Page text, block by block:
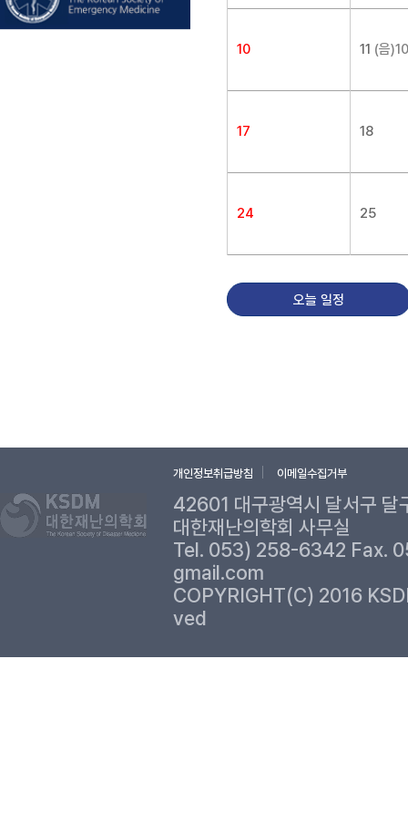
10 11 (음
17 18
24 25
오늘 일정
개인정보취급방침 이메일수집거부
42601 대구광역시 달서구 달
대한재난의학회 사무실
Tel. 053) 258-6342 Fax.
gmail.com
COPYRIGHT(C) 2016
ved